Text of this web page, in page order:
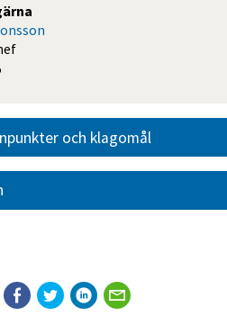
och klagomål